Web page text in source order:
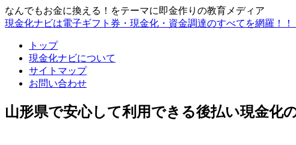
なんでもお金に換える！をテーマに即金作りの教育メディア
現金化ナビは電子ギフト券・現金化・資金調達のすべてを網羅！！
トップ
現金化ナビについて
サイトマップ
お問い合わせ
山形県で安心して利用できる後払い現金化